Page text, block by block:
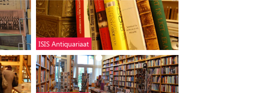
ISIS Antiquariaat